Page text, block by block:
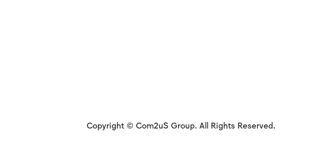
Copyright © Com2uS Group. All Rights Reserved.